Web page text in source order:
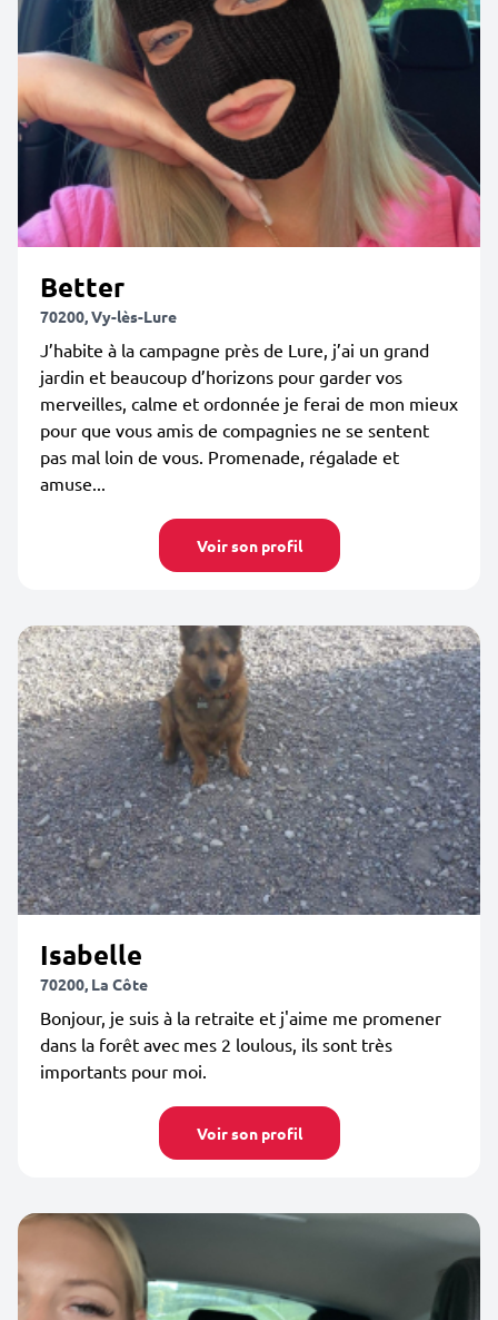
Better
70200, Vy-lès-Lure
J’habite à la campagne près de Lure, j’ai un grand
jardin et beaucoup d’horizons pour garder vos
merveilles, calme et ordonnée je ferai de mon mieux
pour que vous amis de compagnies ne se sentent
pas mal loin de vous. Promenade, régalade et
amuse...
Voir son profil
Isabelle
70200, La Côte
Bonjour, je suis à la retraite et j'aime me promener
dans la forêt avec mes 2 loulous, ils sont très
importants pour moi.
Voir son profil